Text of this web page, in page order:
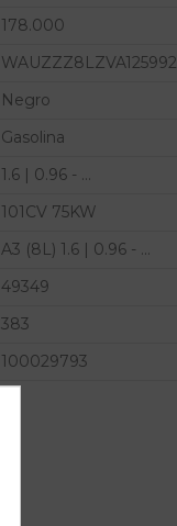
178.000
WAUZZZ8LZVA125992
Negro
Gasolina
1.6 | 0.96 - ...
101CV 75KW
A3 (8L) 1.6 | 0.96 - ...
49349
383
100029793